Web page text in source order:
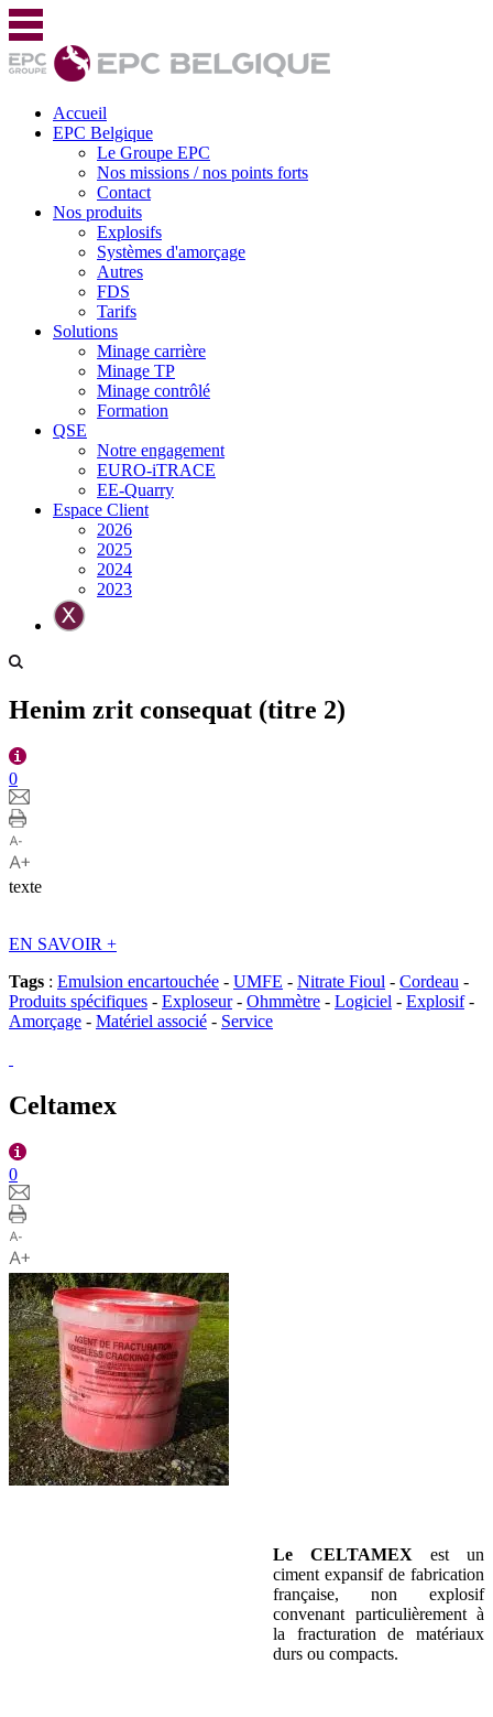
Accueil
EPC Belgique
Le Groupe EPC
Nos missions / nos points forts
Contact
Nos produits
Explosifs
Systèmes d'amorçage
Autres
FDS
Tarifs
Solutions
Minage carrière
Minage TP
Minage contrôlé
Formation
QSE
Notre engagement
EURO-iTRACE
EE-Quarry
Espace Client
2026
2025
2024
2023
Henim zrit consequat (titre 2)
0
texte
EN SAVOIR +
Tags : Emulsion encartouchée - UMFE - Nitrate Fioul - Cordeau -
Produits spécifiques - Exploseur- Ohmmètre - Logiciel - Explosif-
Amorçage - Matériel associé - Service
Celtamex
0
Le CELTAMEX est un
ciment expansif de fabrication
française, non explosif
convenant particulièrement à
la fracturation de matériaux
durs ou compacts.